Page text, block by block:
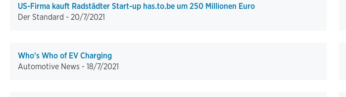
US-Firma kauft Radstädter Start-up has.to.be um 250 Millionen Euro
Der Standard - 20/7/2021
Who's Who of EV Charging
Automotive News - 18/7/2021